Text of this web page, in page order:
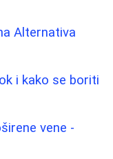
Alternativa
i kako se boriti
vene -